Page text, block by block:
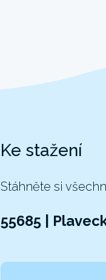
Ke stažení
Stáhněte si
55685 |